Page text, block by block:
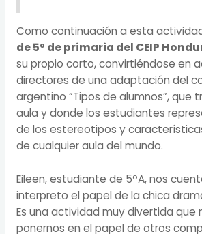
Como continuación a esta
de 5º de primaria del CEIP
su propio corto, convirtiéndose en
directores de una adaptación del
argentino “Tipos de alumnos”, que
aula y donde los estudiantes
de los estereotipos y
de cualquier aula del mundo.
Eileen, estudiante de 5ºA, nos
interpreto el papel de la chica
Es una actividad muy divertida que
ponernos en el papel de otros